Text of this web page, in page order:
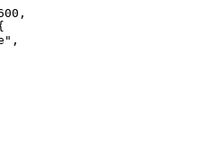
,
" ,